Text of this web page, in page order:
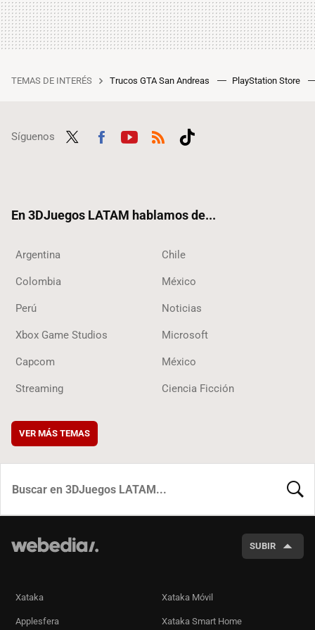
TEMAS DE INTERÉS Trucos GTA San Andreas PlayStation Store
Síguenos
En 3DJuegos LATAM hablamos de...
Argentina Chile
Colombia México
Perú Noticias
Xbox Game Studios Microsoft
Capcom México
Streaming Ciencia Ficción
VER MÁS TEMAS
SUBIR
Xataka Xataka Móvil
Applesfera Xataka Smart Home